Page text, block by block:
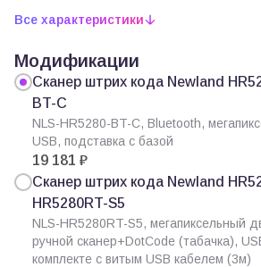
Все характеристики
Модификации
Сканер штрих кода Newland
BT-C
NLS-HR5280-BT-C, Bluetooth,
USB, подставка с базой
19 181 ₽
Сканер штрих кода Newland
HR5280RT-S5
NLS-HR5280RT-S5, мегапиксельный
ручной сканер+DotCode (табачка),
комплекте с витым USB кабелем (3м)